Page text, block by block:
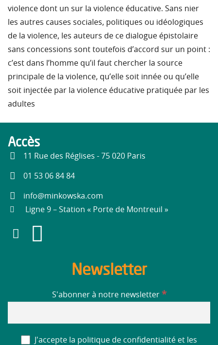
violence dont un sur la violence éducative. Sans nier
les autres causes sociales, politiques ou idéologiques
de la violence, les auteurs de ce dialogue épistolaire
sans concessions sont toutefois d’accord sur un point :
c’est dans l’homme qu’il faut chercher la source
principale de la violence, qu’elle soit innée ou qu’elle
soit injectée par la violence éducative pratiquée par les
adultes
Accès
11 Rue des Réglises - 75 020 Paris
01 53 06 84 84
info@minkowska.com
Ligne 9 – Station « Porte de Montreuil »
Newsletter
S'abonner à notre newsletter *
J'accepte la politique de confidentialité et les